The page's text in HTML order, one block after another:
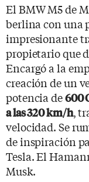
El BMW M5 de
berlina con una
impresionante
propietario que
Encargó a la
creación de un
potencia de600
a las 320 km/h,
velocidad. Se
de inspiración
Tesla. El
Musk.